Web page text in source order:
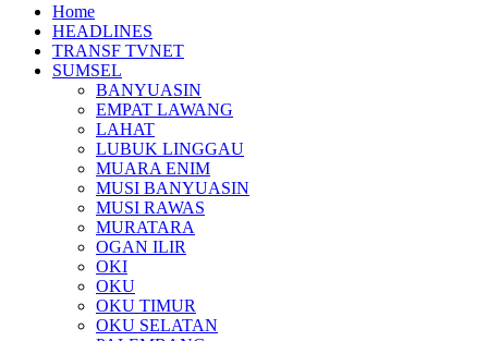
Home
HEADLINES
TRANSF TVNET
SUMSEL
BANYUASIN
EMPAT LAWANG
LAHAT
LUBUK LINGGAU
MUARA ENIM
MUSI BANYUASIN
MUSI RAWAS
MURATARA
OGAN ILIR
OKI
OKU
OKU TIMUR
OKU SELATAN